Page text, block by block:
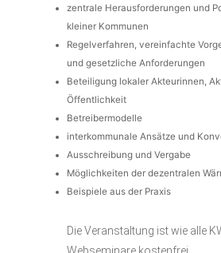
zentrale Herausforderungen und
kleiner Kommunen
Regelverfahren, vereinfachte
und gesetzliche Anforderungen
Beteiligung lokaler Akteurinnen,
Öffentlichkeit
Betreibermodelle
interkommunale Ansätze und
Ausschreibung und Vergabe
Möglichkeiten der dezentralen
Beispiele aus der Praxis
Die Veranstaltung ist wie alle